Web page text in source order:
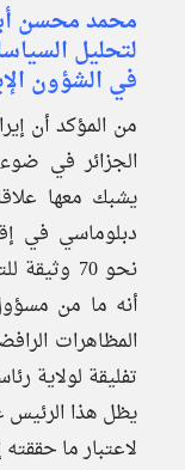
محمد محسن
لتحليل
في الشؤون
من المؤكد أن
الجزائر في
يشبك معها
دبلوماسي في
نحو 70
أنه ما من
المظاهرات
تفليقة لولاية
يظل هذا الرئيس
لاعتبار ما